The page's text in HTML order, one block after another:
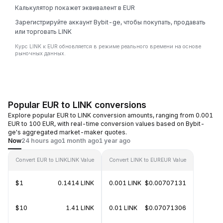
Калькулятор покажет эквивалент в EUR
Зарегистрируйте аккаунт Bybit-ge, чтобы покупать, продавать
или торговать LINK
Курс LINK к EUR обновляется в режиме реального времени на основе
рыночных данных.
Popular EUR to LINK conversions
Explore popular EUR to LINK conversion amounts, ranging from 0.001
EUR to 100 EUR, with real-time conversion values based on Bybit-
ge's aggregated market-maker quotes.
Now24 hours ago1 month ago1 year ago
Convert EUR to LINKLINK Value
$1 0.1414 LINK
$10 1.41 LINK
Convert LINK to EUREUR Value
0.001 LINK $0.00707131
0.01 LINK $0.07071306